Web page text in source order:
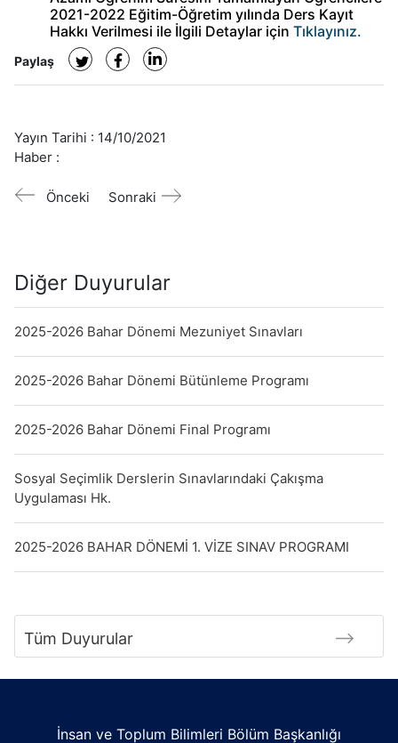
2021-2022 Eğitim-Öğretim yılında Ders Kayıt
Hakkı Verilmesi ile İlgili Detaylar için Tıklayınız.
Paylaş
Yayın Tarihi : 14/10/2021
Haber :
Önceki Sonraki
Diğer Duyurular
2025-2026 Bahar Dönemi Mezuniyet Sınavları
2025-2026 Bahar Dönemi Bütünleme Programı
2025-2026 Bahar Dönemi Final Programı
Sosyal Seçimlik Derslerin Sınavlarındaki Çakışma
Uygulaması Hk.
2025-2026 BAHAR DÖNEMİ 1. VİZE SINAV PROGRAMI
Tüm Duyurular
İnsan ve Toplum Bilimleri Bölüm Başkanlığı